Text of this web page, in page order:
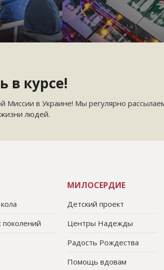
в курсе!
Миссии в Украине! Мы регулярно
жизни людей.
МИЛОСЕРДИЕ
Детский проект
Центры Надежды
Радость Рождества
Помощь вдовам